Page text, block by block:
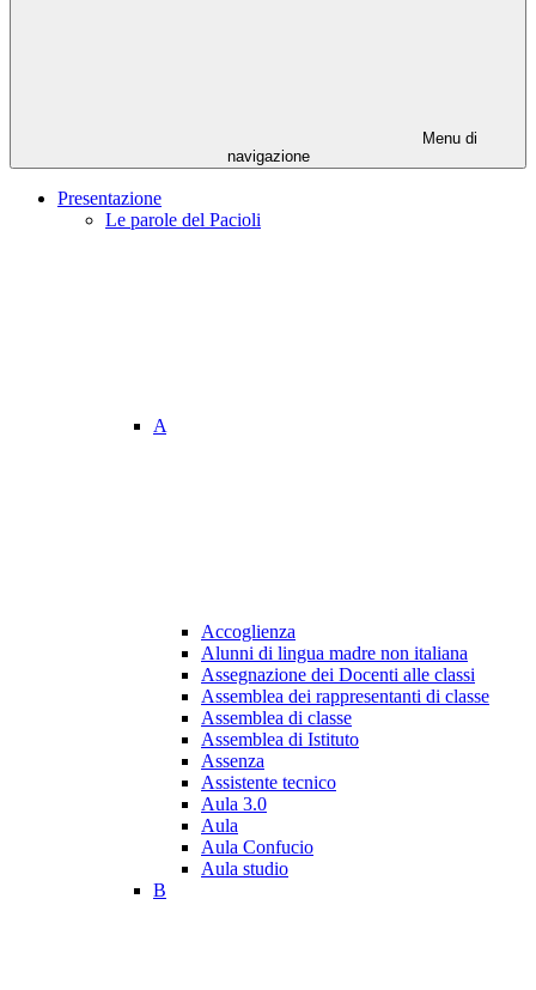
Menu di
navigazione
Presentazione
Le parole del Pacioli
A
Accoglienza
Alunni di lingua madre non italiana
Assegnazione dei Docenti alle classi
Assemblea dei rappresentanti di classe
Assemblea di classe
Assemblea di Istituto
Assenza
Assistente tecnico
Aula 3.0
Aula
Aula Confucio
Aula studio
B